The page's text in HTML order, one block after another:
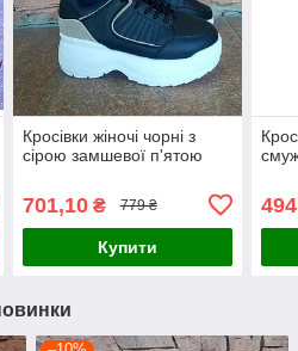
Кросівки жіночі чорні з
сірою замшевої п'ятою
701,10₴ 779 ₴
Купити